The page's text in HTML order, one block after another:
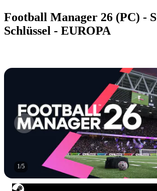
Football Manager 26 (PC) -
Schlüssel - EUROPA
1/5